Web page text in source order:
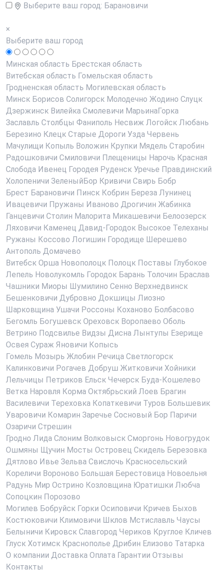
Выберите ваш город: Барановичи
×
Выберите ваш город
Минская область Брестская область
Витебская область Гомельская область
Гродненская область Могилевская область
Минск Борисов Солигорск Молодечно Жодино Слуцк
Дзержинск Вилейка Смолевичи МарьинаГорка
Заславль Столбцы Фаниполь Несвиж Логойск Любань
Березино Клецк Старые Дороги Узда Червень
Мачулищи Копыль Воложин Крупки Мядель Старобин
Радошковичи Смиловичи Плещеницы Нарочь Красная
Слобода Ивенец Городея Руденск Уречье Правдинский
Холопеничи ЗеленыйБор Кривичи Свирь Бобр
Брест Барановичи Пинск Кобрин Береза Лунинец
Ивацевичи Пружаны Иваново Дрогичин Жабинка
Ганцевичи Столин Малорита Микашевичи Белоозерск
Ляховичи Каменец Давид-Городок Высокое Телеханы
Ружаны Коссово Логишин Городище Шерешево
Антополь Домачево
Витебск Орша Новополоцк Полоцк Поставы Глубокое
Лепель Новолукомль Городок Барань Толочин Браслав
Чашники Миоры Шумилино Сенно Верхнедвинск
Бешенковичи Дубровно Докшицы Лиозно
Шарковщина Ушачи Россоны Коханово Болбасово
Бегомль Богушевск Ореховск Воропаево Оболь
Ветрино Подсвилье Видзы Дисна Лынтупы Езерище
Освея Сураж Яновичи Копысь
Гомель Мозырь Жлобин Речица Светлогорск
Калинковичи Рогачев Добруш Житковичи Хойники
Лельчицы Петриков Ельск Чечерск Буда-Кошелево
Ветка Наровля Корма Октябрьский Лоев Брагин
Василевичи Тереховка Копаткевичи Туров Большевик
Уваровичи Комарин Заречье Сосновый Бор Паричи
Озаричи Стрешин
Гродно Лида Слоним Волковыск Сморгонь Новогрудок
Ошмяны Щучин Мосты Островец Скидель Березовка
Дятлово Ивье Зельва Свислочь Красносельский
Кореличи Вороново Большая Берестовица Новоельня
Радунь Мир Острино Козловщина Юратишки Любча
Сопоцкин Порозово
Могилев Бобруйск Горки Осиповичи Кричев Быхов
Костюковичи Климовичи Шклов Мстиславль Чаусы
Белыничи Кировск Славгород Чериков Круглое Кличев
Глуск Хотимск Краснополье Дрибин Елизово Татарка
О компании Доставка Оплата Гарантии Отзывы
Контакты